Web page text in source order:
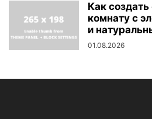
Как
комнату с
и
01.08.2026